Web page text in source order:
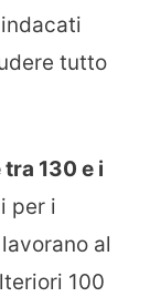
tutto
130 e i
per i
al
100